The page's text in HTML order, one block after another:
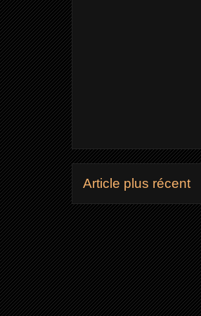
Article plus récent